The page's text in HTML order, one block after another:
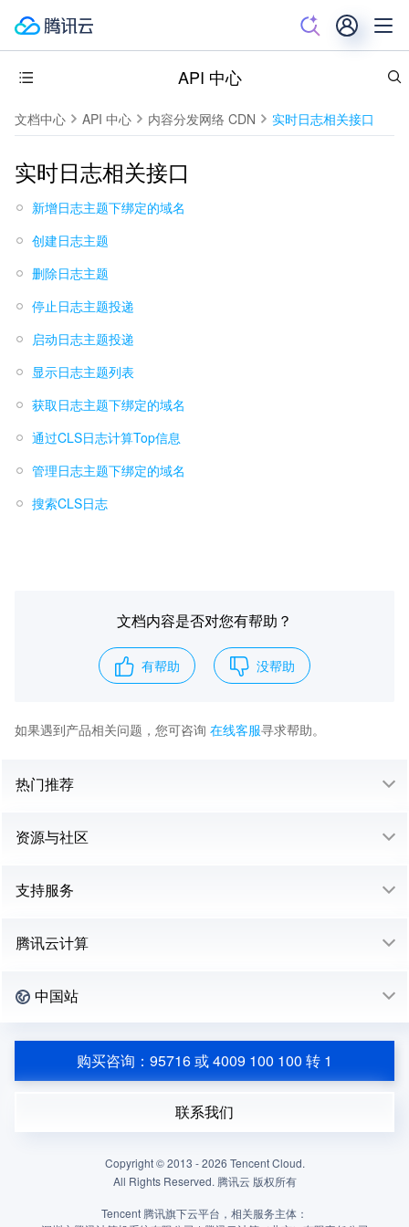
API 中心
文档中心 API 中心 内容分发网络 CDN 实时日志相关接口
实时日志相关接口
新增日志主题下绑定的域名
创建日志主题
删除日志主题
停止日志主题投递
启动日志主题投递
显示日志主题列表
获取日志主题下绑定的域名
通过CLS日志计算Top信息
管理日志主题下绑定的域名
搜索CLS日志
文档内容是否对您有帮助？
有帮助 没帮助
如果遇到产品相关问题，您可咨询 在线客服寻求帮助。
热门推荐
资源与社区
支持服务
腾讯云计算
中国站
购买咨询：95716 或 4009 100 100 转 1
联系我们
Copyright © 2013 -2026 Tencent Cloud.
All Rights Reserved. 腾讯云 版权所有
Tencent 腾讯旗下云平台，相关服务主体：